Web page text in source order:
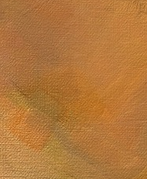
Sol. 19 de septiembre a